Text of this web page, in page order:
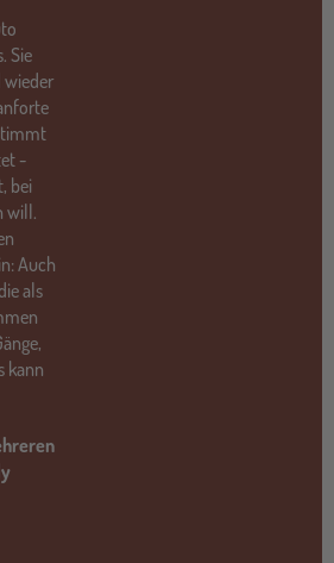
Sie
wieder
-
bei
will.
Auch
als
kann